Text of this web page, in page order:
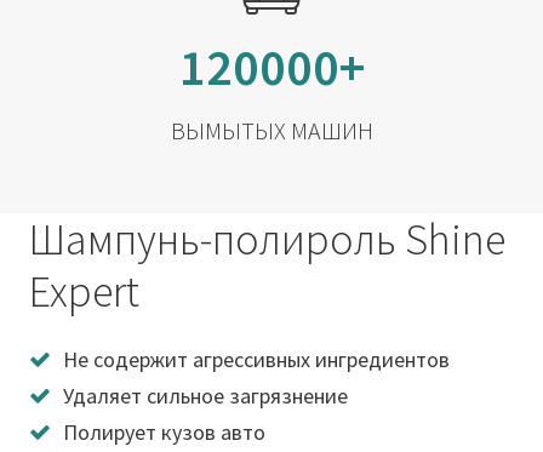
120000+
ВЫМЫТЫХ МАШИН
Шампунь-полироль Shine
Expert
Не содержит агрессивных ингредиентов
Удаляет сильное загрязнение
Полирует кузов авто